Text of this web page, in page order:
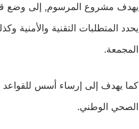
يهدف مشروع المرسوم, إلى وضع
يحدد المتطلبات التقنية والأمنية
المجمعة.
كما يهدف إلى إرساء أسس للقواعد
الصحي الوطني.